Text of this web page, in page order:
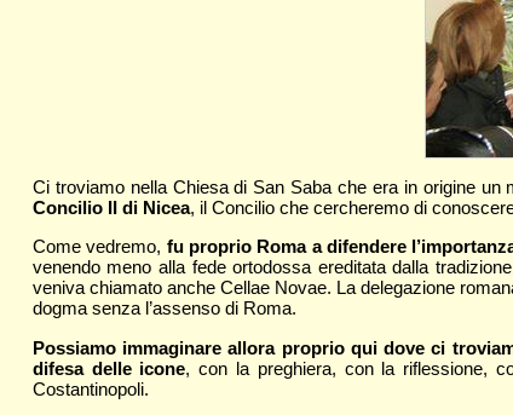
Ci troviamo nella Chiesa di San Saba che era in origine un
Concilio II di Nicea, il Concilio che cercheremo di
Come vedremo, fu proprio Roma a difendere
venendo meno alla fede ortodossa ereditata dalla
veniva chiamato anche Cellae Novae. La delegazione
dogma senza l’assenso di Roma.
Possiamo immaginare allora proprio qui dove ci
difesa delle icone, con la preghiera, con la riflessione,
Costantinopoli.